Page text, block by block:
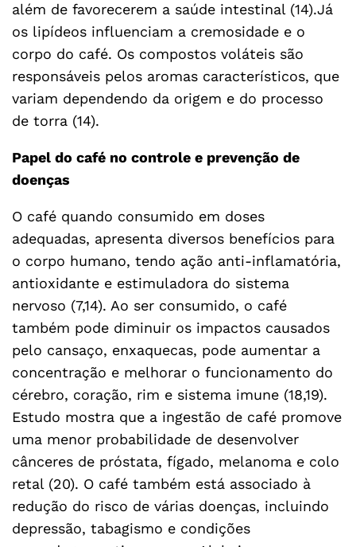
além de favorecerem a saúde intestinal (14).Já
os lipídeos influenciam a cremosidade e o
corpo do café. Os compostos voláteis são
responsáveis pelos aromas característicos, que
variam dependendo da origem e do processo
de torra (14).
Papel do café no controle e prevenção de
doenças
O café quando consumido em doses
adequadas, apresenta diversos benefícios para
o corpo humano, tendo ação anti-inflamatória,
antioxidante e estimuladora do sistema
nervoso (7,14). Ao ser consumido, o café
também pode diminuir os impactos causados
pelo cansaço, enxaquecas, pode aumentar a
concentração e melhorar o funcionamento do
cérebro, coração, rim e sistema imune (18,19).
Estudo mostra que a ingestão de café promove
uma menor probabilidade de desenvolver
cânceres de próstata, fígado, melanoma e colo
retal (20). O café também está associado à
redução do risco de várias doenças, incluindo
depressão, tabagismo e condições